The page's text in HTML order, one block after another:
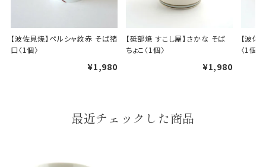
【波佐見焼】ペルシャ紋赤 そば猪
口〈1個〉
¥1,980
【砥部焼 すこし屋】さかな そば
ちょこ〈1個〉
¥1,980
【波佐
〈1個〉
最近チェックした商品